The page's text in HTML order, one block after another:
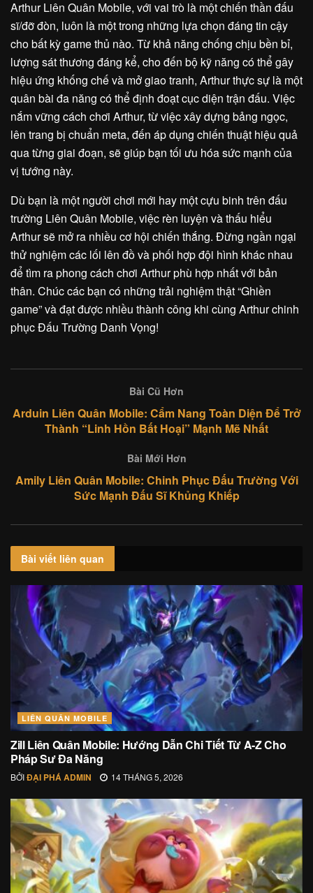
Arthur Liên Quân Mobile, với vai trò là một chiến thần đấu
sĩ/đỡ đòn, luôn là một trong những lựa chọn đáng tin cậy
cho bất kỳ game thủ nào. Từ khả năng chống chịu bền bỉ,
lượng sát thương đáng kể, cho đến bộ kỹ năng có thể gây
hiệu ứng khống chế và mở giao tranh, Arthur thực sự là một
quân bài đa năng có thể định đoạt cục diện trận đấu. Việc
nắm vững cách chơi Arthur, từ việc xây dựng bảng ngọc,
lên trang bị chuẩn meta, đến áp dụng chiến thuật hiệu quả
qua từng giai đoạn, sẽ giúp bạn tối ưu hóa sức mạnh của
vị tướng này.
Dù bạn là một người chơi mới hay một cựu binh trên đấu
trường Liên Quân Mobile, việc rèn luyện và thấu hiểu
Arthur sẽ mở ra nhiều cơ hội chiến thắng. Đừng ngần ngại
thử nghiệm các lối lên đồ và phối hợp đội hình khác nhau
để tìm ra phong cách chơi Arthur phù hợp nhất với bản
thân. Chúc các bạn có những trải nghiệm thật “Ghiền
game” và đạt được nhiều thành công khi cùng Arthur chinh
phục Đấu Trường Danh Vọng!
Bài Cũ Hơn
Arduin Liên Quân Mobile: Cẩm Nang Toàn Diện Để Trở
Thành “Linh Hồn Bất Hoại” Mạnh Mẽ Nhất
Bài Mới Hơn
Amily Liên Quân Mobile: Chinh Phục Đấu Trường Với
Sức Mạnh Đấu Sĩ Khủng Khiếp
Bài viết liên quan
LIÊN QUÂN MOBILE
Zill Liên Quân Mobile: Hướng Dẫn Chi Tiết Từ A-Z Cho
Pháp Sư Đa Năng
BỞIĐẠI PHÁ ADMIN 14 THÁNG 5, 2026